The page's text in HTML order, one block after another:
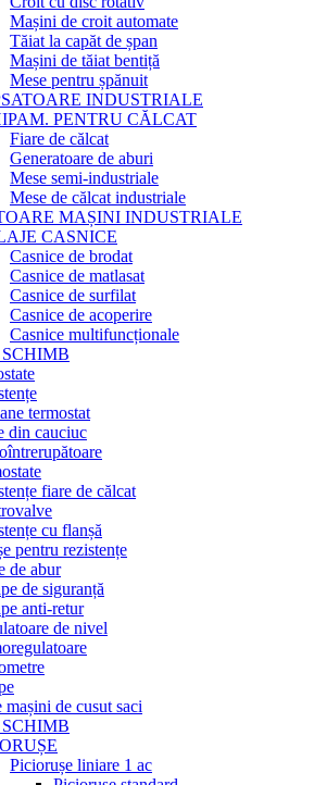
Mașini de croit automate
Tăiat la capăt de șpan
Mașini de tăiat bentiță
Mese pentru șpănuit
INDUSTRIALE
PENTRU CĂLCAT
Fiare de călcat
Generatoare de aburi
Mese semi-industriale
Mese de călcat industriale
MAȘINI INDUSTRIALE
CASNICE
Casnice de brodat
Casnice de matlasat
Casnice de surfilat
Casnice de acoperire
Casnice multifuncționale
termostat
din cauciuc
fiare de călcat
cu flanșă
pentru rezistențe
de abur
de siguranță
anti-retur
de nivel
mașini de cusut saci
Piciorușe liniare 1 ac